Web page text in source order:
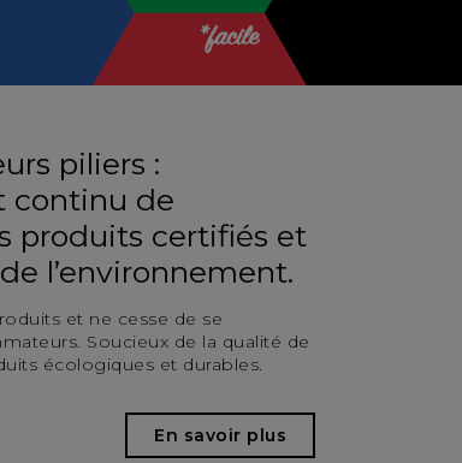
piliers :
continu de
produits certifiés et
l’environnement.
et ne cesse de se
Soucieux de la qualité de
écologiques et durables.
En savoir plus